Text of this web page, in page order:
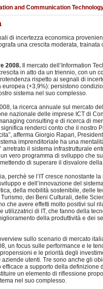
and Communication
di incertezza economica
una crescita moderata,
2008. Il mercato dell’Information
in atto da un triennio, con un
rispetto ai segnali di
(+3,9%): persistono
sistema nel suo complesso.
la ricerca annuale sul mercato
nazionale delle imprese ICT di
consulting e di ricerca di
renderci conto che il nostro
afferma Giorgio Rapari,
imprenditoriale ha una
arretrato il sistema infrastrutturale
vero programma di sviluppo che
di superare il disvalore
perchè se l’IT cresce nonostante
e dell’innovazione del
della mobilità sostenibile, delle
dei Beni Culturali, delle
che avere effetti molto positivi sul
di IT, che fanno della
della produttività e dei
sullo scenario di mercato
un focus sulle performance e le
e le priorità degli
utenti. Tre sono anche gli
a supporto della
un elemento di riflessione
nel suo complesso.